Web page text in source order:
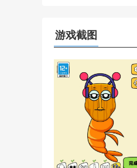
游戏截图